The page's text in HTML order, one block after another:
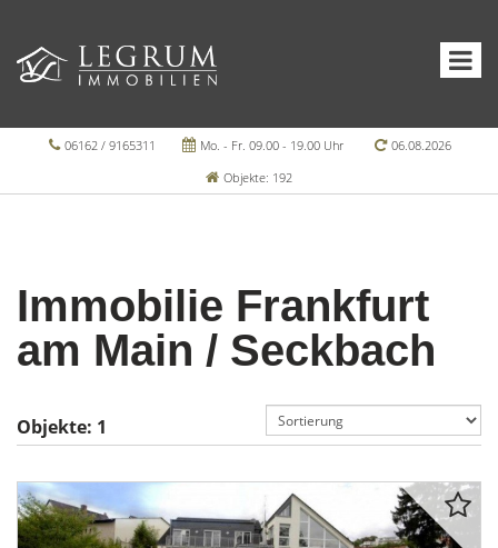
06162 / 9165311 Mo. - Fr. 09.00 - 19.00 Uhr
06.08.2026
Objekte: 192
Immobilie Frankfurt
am Main / Seckbach
Objekte: 1